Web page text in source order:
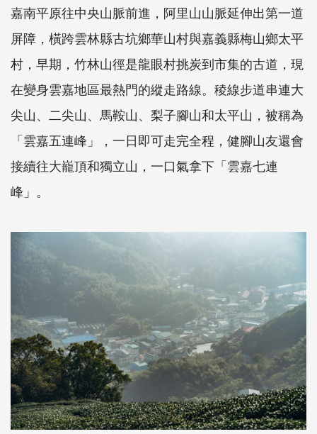
嘉南平原往中央山脈前進，阿里山山脈延伸出第一道
屏障，橫跨雲林縣古坑鄉華山村與嘉義縣梅山鄉太平
村，早期，竹林山徑是龍眼村挑炭到市集的古道，現
在變身雲嘉地區最熱門的縱走路線。稜線步道串連大
尖山、二尖山、馬鞍山、梨子腳山和太平山，被稱為
「雲嘉五連峰」，一日即可走完全程，健腳山友還會
接續往大巃頂和獨立山，一口氣拿下「雲嘉七連
峰」。